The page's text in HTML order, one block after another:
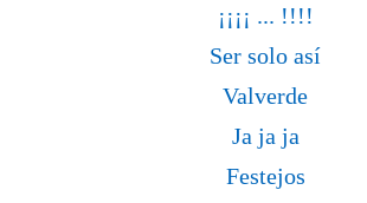
¡¡¡¡ ... !!!!
Ser solo así
Valverde
Ja ja ja
Festejos